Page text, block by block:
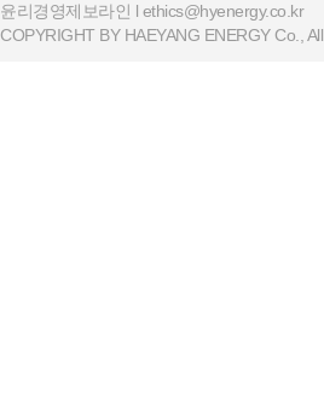
윤리경영제보라인 l ethics@hyenergy.co.kr
COPYRIGHT BY HAEYANG ENERGY Co.,